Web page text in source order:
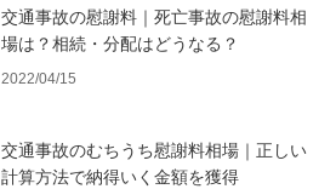
交通事故の慰謝料｜死亡事故の慰謝料相
場は？相続・分配はどうなる？
2022/04/15
交通事故のむちうち慰謝料相場｜正しい
計算方法で納得いく金額を獲得